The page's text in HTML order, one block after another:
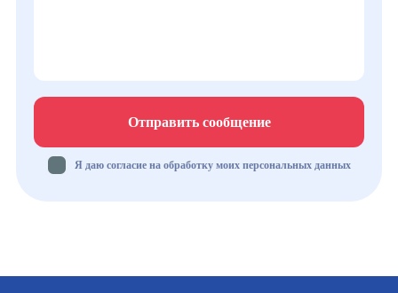
Отправить сообщение
Я даю согласие на обработку моих персональных данных